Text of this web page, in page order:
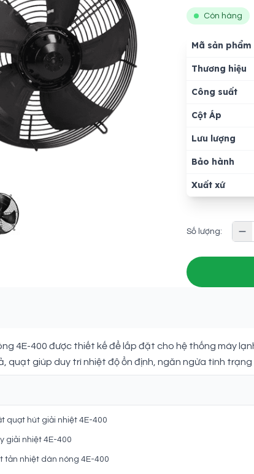
IMAGE 1
Còn hàng
Mã sản phẩm
Thương hiệu
Công suất
Cột Áp
Lưu lượng
Bảo hành
Xuất xứ
Số lượng:
4E-400 được thiết kế để lắp đặt cho hệ thống máy
quạt giúp duy trì nhiệt độ ổn định, ngăn ngừa tình
quạt hút giải nhiệt 4E-400
giải nhiệt 4E-400
tản nhiệt dàn nóng 4E-400